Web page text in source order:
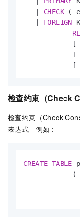
CHECK (
FOREIGN
[
[
[
检查约束（Check
检查约束（Check
表达式，例如：
CREATE TABLE
(